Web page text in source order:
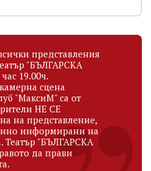
представления
"БЪЛГАРСКА
19.00ч.
сцена
"МаксиМ" са от
НЕ СЕ
на представление,
информирани на
Театър "БЪЛГАРСКА
да прави